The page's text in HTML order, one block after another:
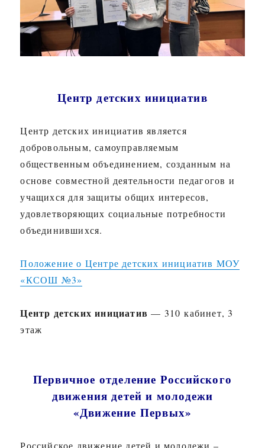
Центр детских инициатив
Центр детских инициатив является
добровольным, самоуправляемым
общественным объединением, созданным на
основе совместной деятельности педагогов и
учащихся для защиты общих интересов,
удовлетворяющих социальные потребности
объединившихся.
Положение о Центре детских инициатив МОУ
«КСОШ №3»
Центр детских инициатив — 310 кабинет, 3
этаж
Первичное отделение Российского
движения детей и молодежи
«Движение Первых»
Российское движение детей и молодежи –